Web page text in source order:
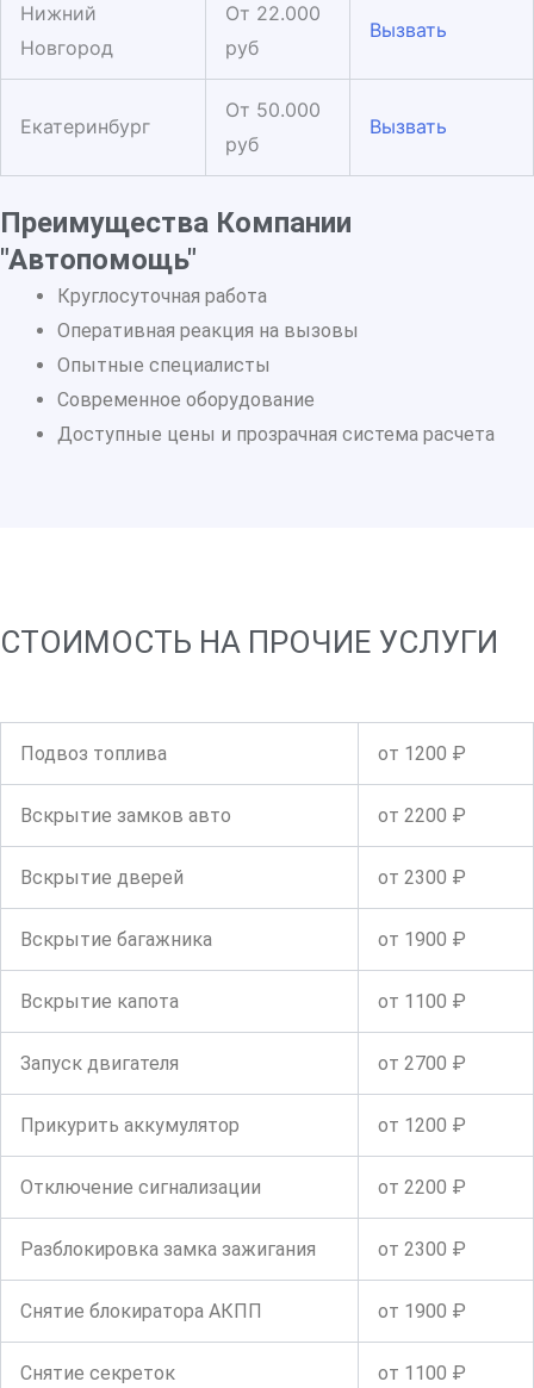
Нижний
Новгород
От 22.000
руб
Вызвать
Екатеринбург
От 50.000
руб
Вызвать
Преимущества Компании
"Автопомощь"
Круглосуточная работа
Оперативная реакция на вызовы
Опытные специалисты
Современное оборудование
Доступные цены и прозрачная система расчета
СТОИМОСТЬ НА ПРОЧИЕ УСЛУГИ
Подвоз топлива от 1200 ₽
Вскрытие замков авто от 2200 ₽
Вскрытие дверей от 2300 ₽
Вскрытие багажника от 1900 ₽
Вскрытие капота от 1100 ₽
Запуск двигателя от 2700 ₽
Прикурить аккумулятор от 1200 ₽
Отключение сигнализации от 2200 ₽
Разблокировка замка зажигания от 2300 ₽
Снятие блокиратора АКПП от 1900 ₽
Снятие секреток от 1100 ₽